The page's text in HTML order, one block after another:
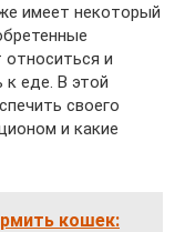
имеет некоторый
и
к еде. В этой
своего
и какие
кошек: